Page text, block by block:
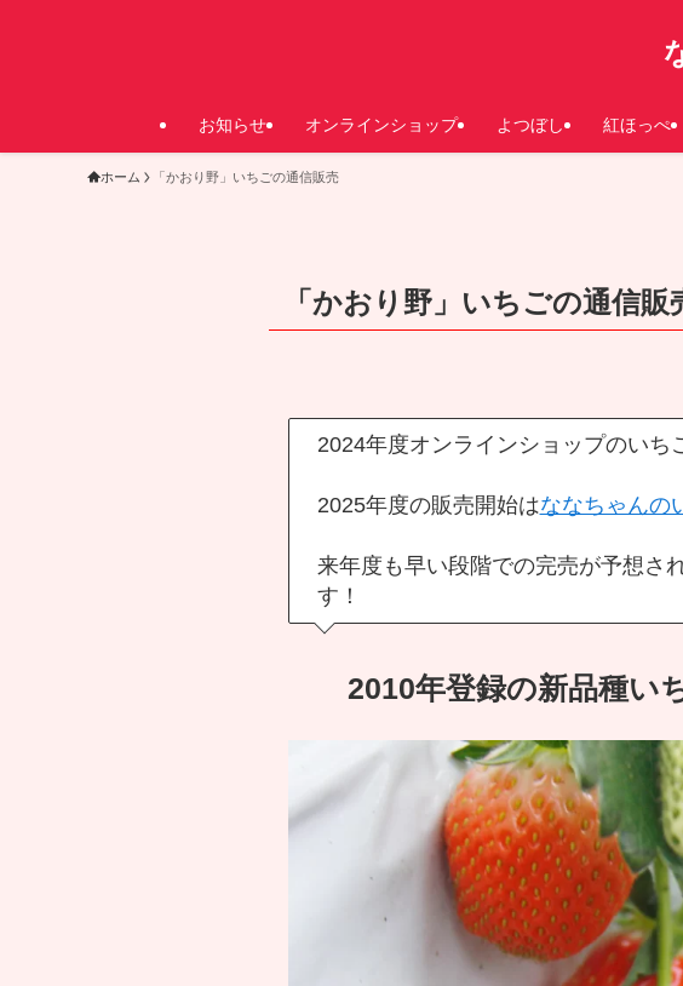
お知らせ オンラインショップ よつぼし 紅ほっぺ
ホーム 「かおり野」いちごの通信販売
「かおり野」いちごの通信販
2024年度オンラインショップのいち
2025年度の販売開始はななちゃんの
来年度も早い段階での完売が予想さ
す！
2010年登録の新品種い